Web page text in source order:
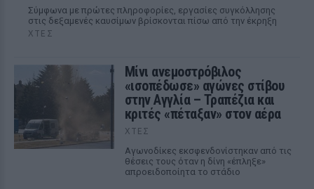
Σύμφωνα με πρώτες πληροφορίες, εργασίες συγκόλλησης
στις δεξαμενές καυσίμων βρίσκονται πίσω από την έκρηξη
ΧΤΕΣ
Μίνι ανεμοστρόβιλος
«ισοπέδωσε» αγώνες στίβου
στην Αγγλία – Τραπέζια και
κριτές «πέταξαν» στον αέρα
ΧΤΕΣ
Αγωνοδίκες εκσφενδονίστηκαν από τις
θέσεις τους όταν η δίνη «έπληξε»
απροειδοποίητα το στάδιο